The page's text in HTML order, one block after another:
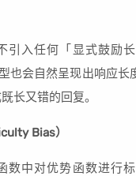
引入任何「显式鼓励长
也会自然呈现出响应长
长又错的回复。
Bias）
数中对优势函数进行